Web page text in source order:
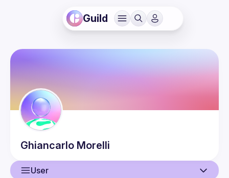
Guild
Ghiancarlo Morelli
User